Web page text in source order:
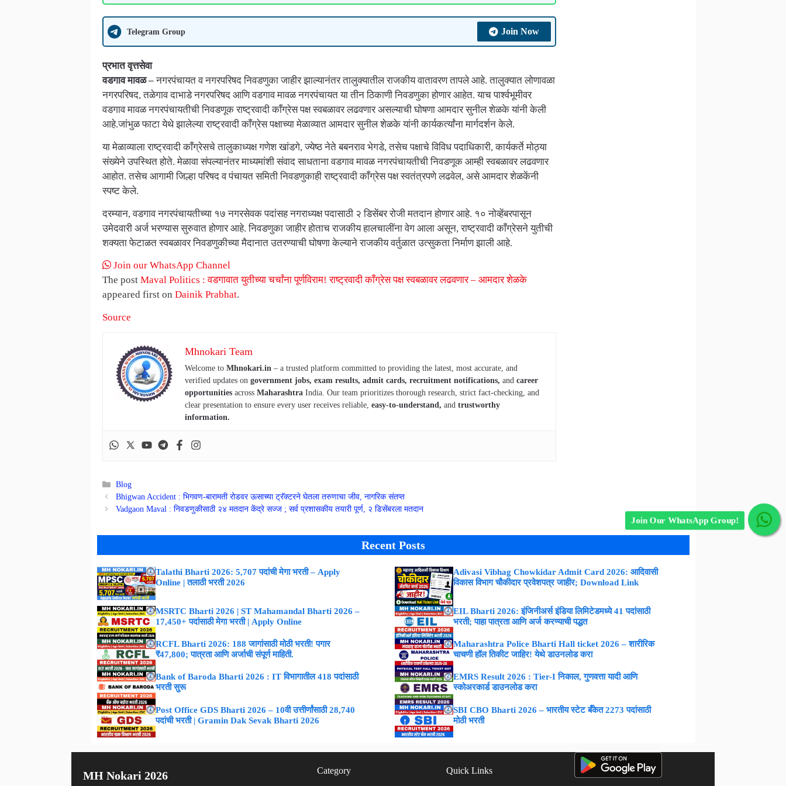
Telegram Group Join Now
प्रभात वृत्तसेवा
वडगाव मावळ –नगरपंचायत व नगरपरिषद निवडणुका जाहीर झाल्यानंतर तालुक्यातील राजकीय वातावरण तापले आहे. तालुक्यात लोणावळा
नगरपरिषद, तळेगाव दाभाडे नगरपरिषद आणि वडगाव मावळ नगरपंचायत या तीन ठिकाणी निवडणुका होणार आहेत. याच पार्श्वभूमीवर
वडगाव मावळ नगरपंचायतीची निवडणूक राष्ट्रवादी काँग्रेस पक्ष स्वबळावर लढवणार असल्याची घोषणा आमदार सुनील शेळके यांनी केली
आहे.जांभुळ फाटा येथे झालेल्या राष्ट्रवादी काँग्रेस पक्षाच्या मेळाव्यात आमदार सुनील शेळके यांनी कार्यकर्त्यांना मार्गदर्शन केले.
या मेळाव्याला राष्ट्रवादी काँग्रेसचे तालुकाध्यक्ष गणेश खांडगे, ज्येष्ठ नेते बबनराव भेगडे, तसेच पक्षाचे विविध पदाधिकारी, कार्यकर्ते मोठ्या
संख्येने उपस्थित होते. मेळावा संपल्यानंतर माध्यमांशी संवाद साधताना वडगाव मावळ नगरपंचायतीची निवडणूक आम्ही स्वबळावर लढवणार
आहोत. तसेच आगामी जिल्हा परिषद व पंचायत समिती निवडणुकाही राष्ट्रवादी काँग्रेस पक्ष स्वतंत्रपणे लढवेल, असे आमदार शेळकेंनी
स्पष्ट केले.
दरम्यान, वडगाव नगरपंचायतीच्या १७ नगरसेवक पदांसह नगराध्यक्ष पदासाठी २ डिसेंबर रोजी मतदान होणार आहे. १० नोव्हेंबरपासून
उमेदवारी अर्ज भरण्यास सुरुवात होणार आहे. निवडणुका जाहीर होताच राजकीय हालचालींना वेग आला असून, राष्ट्रवादी काँग्रेसने युतीची
शक्यता फेटाळत स्वबळावर निवडणुकीच्या मैदानात उतरण्याची घोषणा केल्याने राजकीय वर्तुळात उत्सुकता निर्माण झाली आहे.
Join our WhatsApp Channel
The post Maval Politics : वडगावात युतीच्या चर्चांना पूर्णविराम! राष्ट्रवादी काँग्रेस पक्ष स्वबळावर लढवणार – आमदार शेळके
appeared first on Dainik Prabhat.
Source
Mhnokari Team
Welcome to Mhnokari.in– a trusted platform committed to providing the latest, most accurate, and
verified updates on government jobs, exam results, admit cards, recruitment notifications, and career
opportunitiesacross MaharashtraIndia. Our team prioritizes thorough research, strict fact-checking, and
clear presentation to ensure every user receives reliable, easy-to-understand, andtrustworthy
information.
Categories
Blog
Bhigwan Accident : भिगवण-बारामती रोडवर ऊसाच्या ट्रॅक्टरने घेतला तरुणाचा जीव, नागरिक संतप्त
Vadgaon Maval : निवडणुकीसाठी २४ मतदान केंद्रे सज्ज ; सर्व प्रशासकीय तयारी पूर्ण, २ डिसेंबरला मतदान
Recent Posts
Talathi Bharti 2026: 5,707 पदांची मेगा भरती – Apply
Online | तलाठी भरती 2026
Adivasi Vibhag Chowkidar Admit Card 2026: आदिवासी
विकास विभाग चौकीदार प्रवेशपत्र जाहीर; Download Link
MSRTC Bharti 2026 | ST Mahamandal Bharti 2026 –
17,450+ पदांसाठी मेगा भरती | Apply Online
EIL Bharti 2026: इंजिनीअर्स इंडिया लिमिटेडमध्ये 41 पदांसाठी
भरती; पाहा पात्रता आणि अर्ज करण्याची पद्धत
RCFL Bharti 2026: 188 जागांसाठी मोठी भरती! पगार
₹47,800; पात्रता आणि अर्जाची संपूर्ण माहिती.
Maharashtra Police Bharti Hall ticket 2026 – शारीरिक
चाचणी हॉल तिकीट जाहिर! येथे डाउनलोड करा
Bank of Baroda Bharti 2026 : IT विभागातील 418 पदांसाठी
भरती सुरू
EMRS Result 2026 : Tier-I निकाल, गुणवत्ता यादी आणि
स्कोअरकार्ड डाउनलोड करा
Post Office GDS Bharti 2026 – 10वी उत्तीर्णांसाठी 28,740
पदांची भरती | Gramin Dak Sevak Bharti 2026
SBI CBO Bharti 2026 – भारतीय स्टेट बँकेत 2273 पदांसाठी
मोठी भरती
MH Nokari 2026 Category Quick Links
Join Our WhatsApp Group!